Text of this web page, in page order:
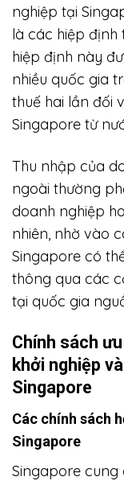
nghiệp tại
là các hiệp định
hiệp định này
nhiều quốc gia
thuế hai lần đối
Singapore từ
Thu nhập của
ngoài thường
doanh nghiệp
nhiên, nhờ vào
Singapore có
thông qua các
tại quốc gia
Chính sách
khởi nghiệp
Singapore
Các chính sách
Singapore
Singapore cung